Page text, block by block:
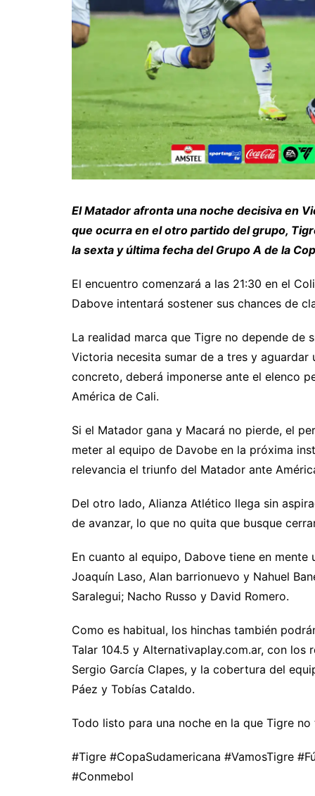
El Matador afronta una noche decisiva en
que ocurra en el otro partido del grupo,
la sexta y última fecha del Grupo A de la
El encuentro comenzará a las 21:30 en el
Dabove intentará sostener sus chances de
La realidad marca que Tigre no depende de
Victoria necesita sumar de a tres y
concreto, deberá imponerse ante el elenco
América de Cali.
Si el Matador gana y Macará no pierde, el
meter al equipo de Davobe en la próxima
relevancia el triunfo del Matador ante
Del otro lado, Alianza Atlético llega sin
de avanzar, lo que no quita que busque
En cuanto al equipo, Dabove tiene en
Joaquín Laso, Alan barrionuevo y Nahuel
Saralegui; Nacho Russo y David Romero.
Como es habitual, los hinchas también
Talar 104.5 y Alternativaplay.com.ar, con los
Sergio García Clapes, y la cobertura del
Páez y Tobías Cataldo.
Todo listo para una noche en la que Tigre
#Tigre #CopaSudamericana #VamosTigre
#Conmebol